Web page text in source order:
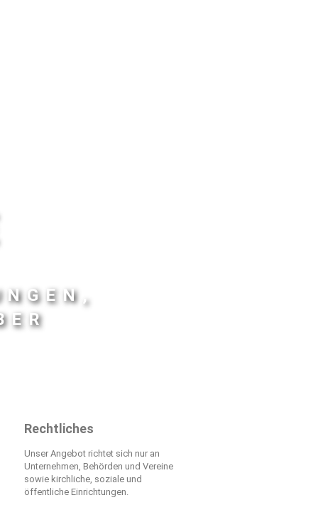
Rechtliches
Unser Angebot richtet sich nur an
Unternehmen, Behörden und Vereine
sowie kirchliche, soziale und
öffentliche Einrichtungen.